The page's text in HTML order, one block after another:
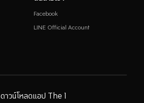
Facebook
LINE Official Account
ดาวน์โหลดแอป The 1